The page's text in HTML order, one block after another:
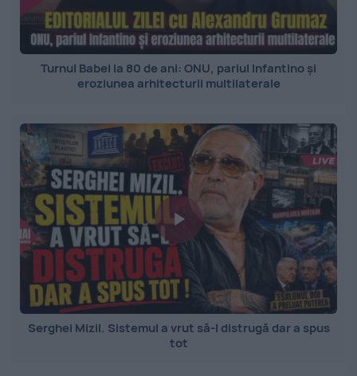
Turnul Babel la 80 de ani: ONU, pariul Infantino și
eroziunea arhitecturii multilaterale
Serghei Mizil. Sistemul a vrut să-l distrugă dar a spus
tot